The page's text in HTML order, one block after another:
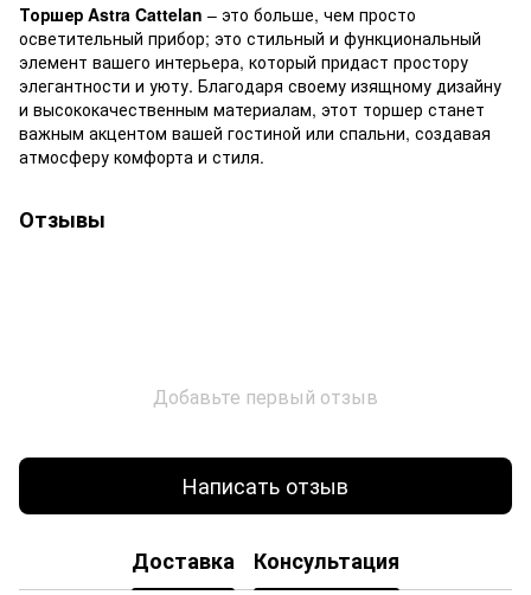
Торшер Astra Cattelan – это больше, чем просто
осветительный прибор; это стильный и функциональный
элемент вашего интерьера, который придаст простору
элегантности и уюту. Благодаря своему изящному дизайну
и высококачественным материалам, этот торшер станет
важным акцентом вашей гостиной или спальни, создавая
атмосферу комфорта и стиля.
Отзывы
Добавьте первый отзыв
Написать отзыв
Доставка Консультация